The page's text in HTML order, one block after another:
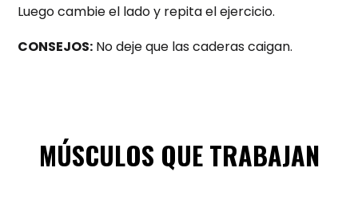
Luego cambie el lado y repita el ejercicio.
CONSEJOS: No deje que las caderas caigan.
MÚSCULOS QUE TRABAJAN